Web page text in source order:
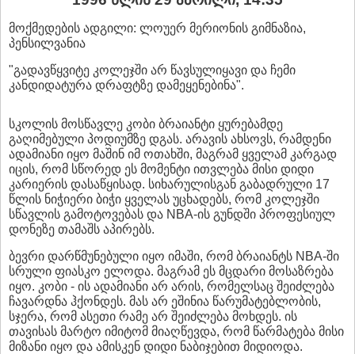
მოქმედების ადგილი: ლოუერ მერიონის გიმნაზია,
პენსილვანია
"გადავწყვიტე კოლეჯში არ წავსულიყავი და ჩემი
კანდიდატურა დრაფტზე დამეყენებინა".
სკოლის მოსწავლე კობი ბრაიანტი ყურებამდე
გაღიმებული პოდიუმზე დგას. არავის ახსოვს, რამდენი
ადამიანი იყო მაშინ იმ ოთახში, მაგრამ ყველამ კარგად
იცის, რომ სწორედ ეს მომენტი ითვლება მისი დიდი
კარიერის დასაწყისად. სიხარულისგან გაბადრული 17
წლის ნიჭიერი ბიჭი ყველას უცხადებს, რომ კოლეჯში
სწავლის გამოტოვებას და NBA-ის გუნდში პროფესიულ
დონეზე თამაშს აპირებს.
ბევრი დარწმუნებული იყო იმაში, რომ ბრაიანტს NBA-ში
სრული ფიასკო ელოდა. მაგრამ ეს მცდარი მოსაზრება
იყო. კობი - ის ადამიანი არ არის, რომელსაც შეიძლება
ჩავარდნა ჰქონდეს. მას არ ეშინია წარუმატებლობის,
სჯერა, რომ ასეთი რამე არ შეიძლება მოხდეს. ის
თავისას მარტო იმიტომ მიაღწევდა, რომ წარმატება მისი
მიზანი იყო და ამისკენ დიდი ნაბიჯებით მიდიოდა.